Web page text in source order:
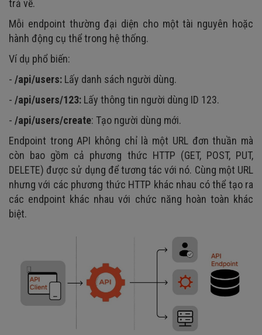
trả về.
Mỗi endpoint thường đại diện cho một tài nguyên hoặc
hành động cụ thể trong hệ thống.
Ví dụ phổ biến:
- /api/users: Lấy danh sách người dùng.
- /api/users/123: Lấy thông tin người dùng ID 123.
- /api/users/create: Tạo người dùng mới.
Endpoint trong API không chỉ là một URL đơn thuần mà
còn bao gồm cả phương thức HTTP (GET, POST, PUT,
DELETE) được sử dụng để tương tác với nó. Cùng một URL
nhưng với các phương thức HTTP khác nhau có thể tạo ra
các endpoint khác nhau với chức năng hoàn toàn khác
biệt.